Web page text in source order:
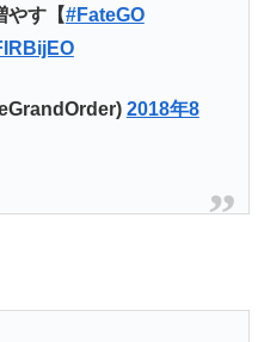
やす【#FateGO
2018年8